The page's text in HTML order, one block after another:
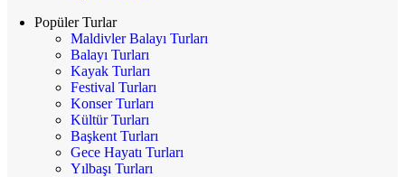
Popüler Turlar
Maldivler Balayı Turları
Balayı Turları
Kayak Turları
Festival Turları
Konser Turları
Kültür Turları
Başkent Turları
Gece Hayatı Turları
Yılbaşı Turları